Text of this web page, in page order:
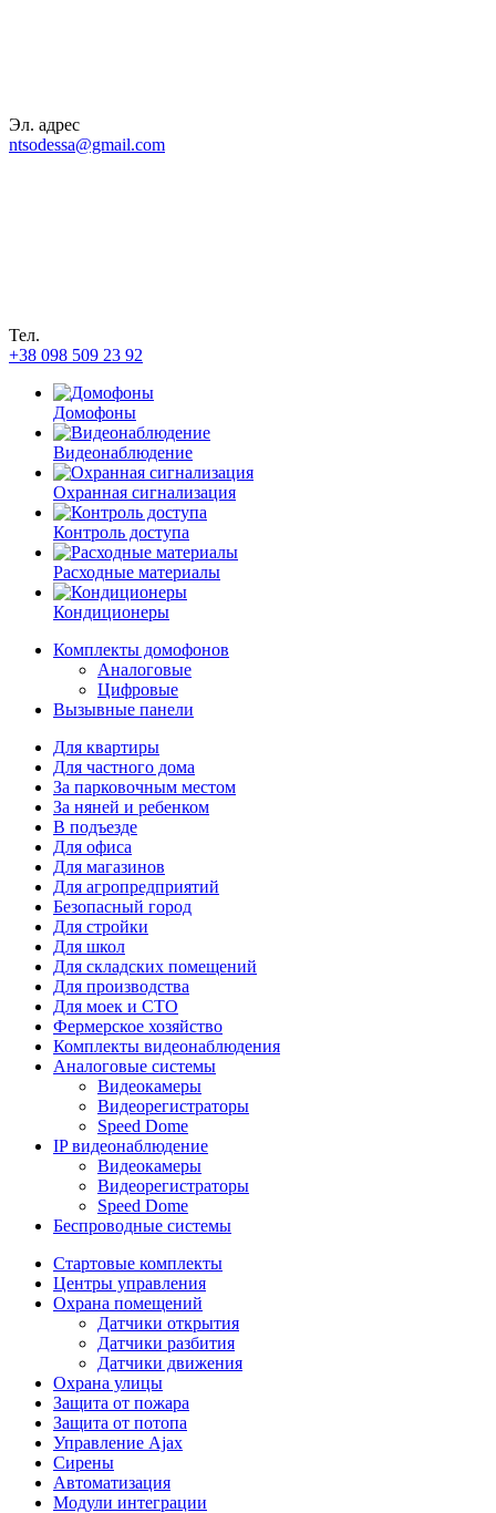
Эл. адрес
ntsodessa@gmail.com
Тел.
+38 098 509 23 92
Домофоны
Видеонаблюдение
Охранная сигнализация
Контроль доступа
Расходные материалы
Кондиционеры
Комплекты домофонов
Аналоговые
Цифровые
Вызывные панели
Для квартиры
Для частного дома
За парковочным местом
За няней и ребенком
В подъезде
Для офиса
Для магазинов
Для агропредприятий
Безопасный город
Для стройки
Для школ
Для складских помещений
Для производства
Для моек и СТО
Фермерское хозяйство
Комплекты видеонаблюдения
Аналоговые системы
Видеокамеры
Видеорегистраторы
Speed Dome
IP видеонаблюдение
Видеокамеры
Видеорегистраторы
Speed Dome
Беспроводные системы
Стартовые комплекты
Центры управления
Охрана помещений
Датчики открытия
Датчики разбития
Датчики движения
Охрана улицы
Защита от пожара
Защита от потопа
Управление Ajax
Сирены
Автоматизация
Модули интеграции